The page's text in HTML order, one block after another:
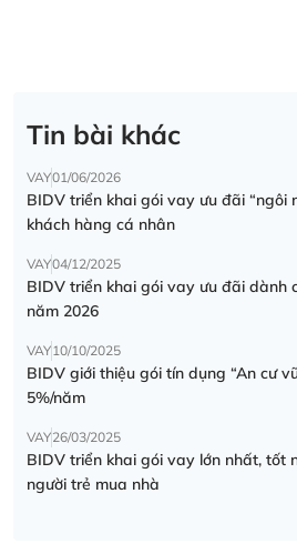
Tin bài khác
VAY01/06/2026
BIDV triển khai gói vay ưu đãi “ngôi
khách hàng cá nhân
VAY04/12/2025
BIDV triển khai gói vay ưu đãi dành
năm 2026
VAY10/10/2025
BIDV giới thiệu gói tín dụng “An cư
5%/năm
VAY26/03/2025
BIDV triển khai gói vay lớn nhất, tốt
người trẻ mua nhà